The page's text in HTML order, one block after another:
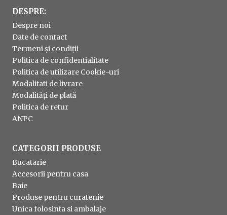
DESPRE:
Despre noi
Date de contact
Termeni și condiții
Politica de confidentialitate
Politica de utilizare Cookie-uri
Modalitati de livrare
Modalități de plată
Politica de retur
ANPC
CATEGORII PRODUSE
Bucatarie
Accesorii pentru casa
Baie
Produse pentru curatenie
Unica folosinta si ambalaje